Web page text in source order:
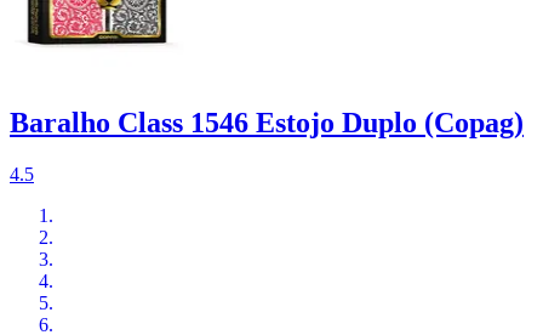
Baralho Class 1546 Estojo Duplo (Copag)
4.5